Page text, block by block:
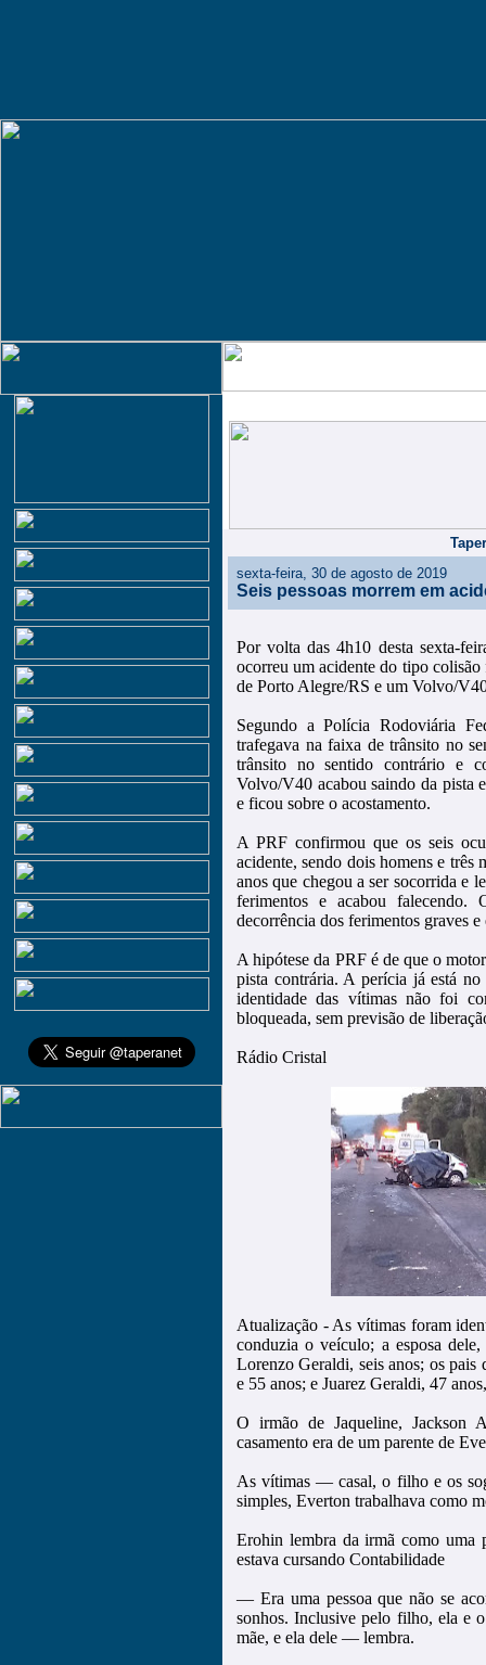
sexta-feira, 30 de agosto de 2019
Seis pessoas morrem em
Por volta das 4h10 desta sexta-
ocorreu um acidente do tipo
de Porto Alegre/RS e um Volvo/
Segundo a Polícia Rodoviária
trafegava na faixa de trânsito no
trânsito no sentido contrário e
Volvo/V40 acabou saindo da pista
e ficou sobre o acostamento.
A PRF confirmou que os seis
acidente, sendo dois homens e três
anos que chegou a ser socorrida e
ferimentos e acabou
decorrência dos ferimentos graves
A hipótese da PRF é de que o
pista contrária. A perícia já está
identidade das vítimas não foi
bloqueada, sem previsão de
Rádio Cristal
Atualização - As vítimas foram
conduzia o veículo; a esposa
Lorenzo Geraldi, seis anos; os
e 55 anos; e Juarez Geraldi, 47
O irmão de Jaqueline, Jackson
casamento era de um parente de
As vítimas — casal, o filho e os
simples, Everton trabalhava como
Erohin lembra da irmã como uma
estava cursando Contabilidade
— Era uma pessoa que não se
sonhos. Inclusive pelo filho, ela e
mãe, e ela dele — lembra.